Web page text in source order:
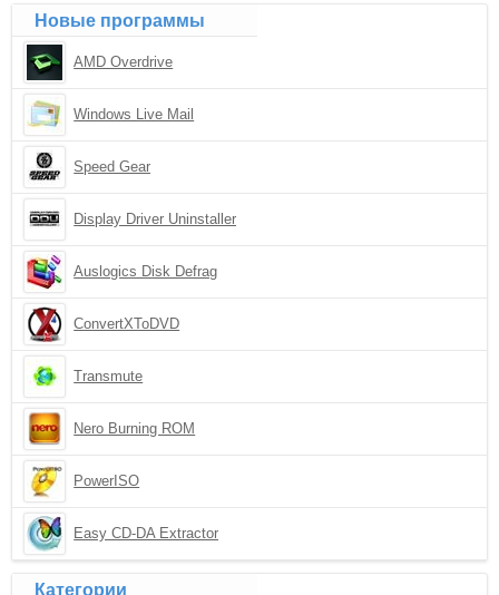
Новые программы
AMD Overdrive
Windows Live Mail
Speed Gear
Display Driver Uninstaller
Auslogics Disk Defrag
ConvertXToDVD
Transmute
Nero Burning ROM
PowerISO
Easy CD-DA Extractor
Категории